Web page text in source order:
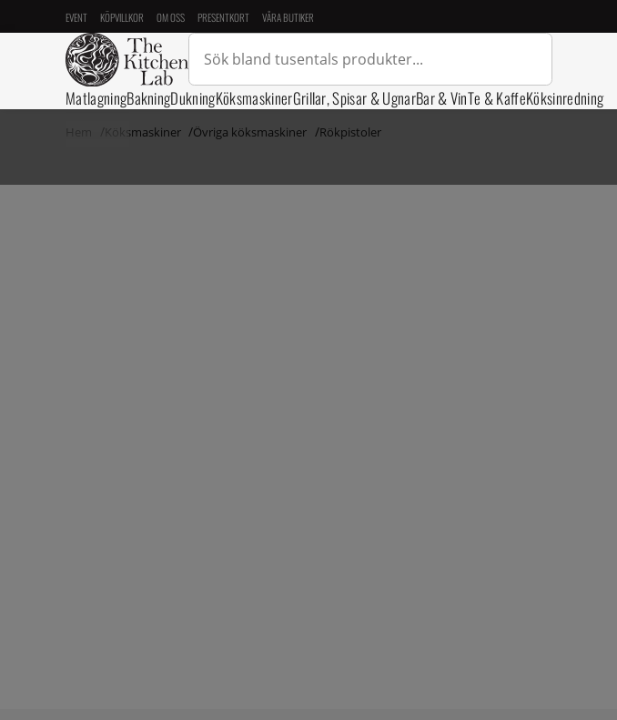
EVENT KÖPVILLKOR OM OSS PRESENTKORT VÅRA BUTIKER
MatlagningBakningDukningKöksmaskinerGrillar, Spisar & UgnarBar & VinTe & KaffeKöksinredning
Köksmaskiner Övriga köksmaskiner Rökpistoler